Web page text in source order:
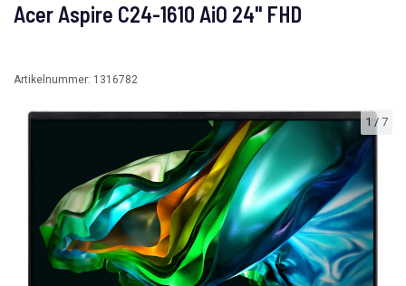
1 / 7
Acer Aspire C24-1610 AiO 24" FHD
Artikelnummer: 1316782